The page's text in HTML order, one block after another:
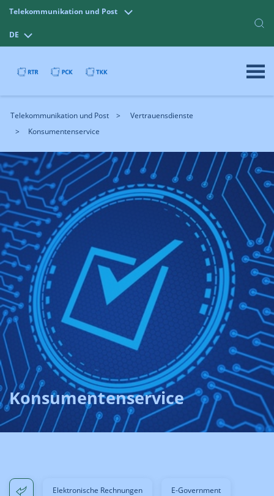
Telekommunikation und Post
DE
Telekommunikation und Post
Vertrauensdienste
Konsumentenservice
Konsumentenservice
Elektronische Rechnungen E-Government